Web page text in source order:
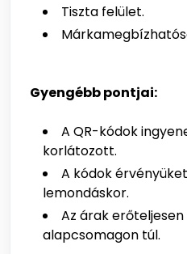
Tiszta felület.
Gyengébb pontjai:
A QR-kódok
korlátozott.
A kódok
lemondáskor.
Az árak
alapcsomagon túl.